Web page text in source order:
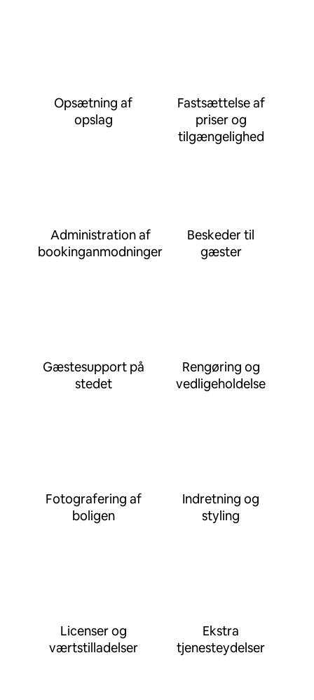
Opsætning af
opslag
Fastsættelse af
priser og
tilgængelighed
Administration af
bookinganmodninger
Beskeder til
gæster
Gæstesupport på
stedet
Rengøring og
vedligeholdelse
Fotografering af
boligen
Indretning og
styling
Licenser og
værtstilladelser
Ekstra
tjenesteydelser